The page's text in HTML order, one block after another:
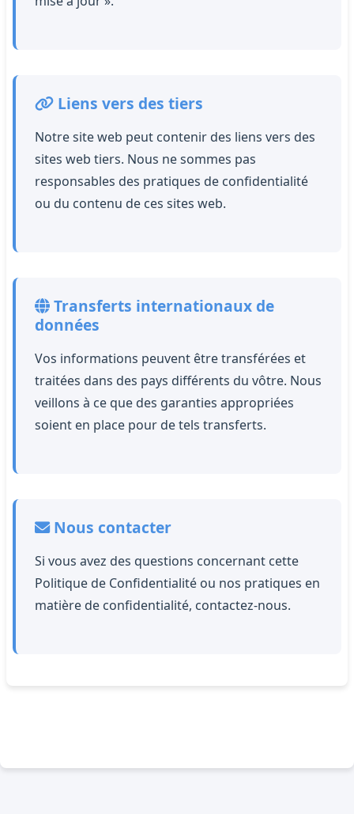
Liens vers des tiers
Notre site web peut contenir des liens vers des
sites web tiers. Nous ne sommes pas
responsables des pratiques de confidentialité
ou du contenu de ces sites web.
Transferts internationaux de
données
Vos informations peuvent être transférées et
traitées dans des pays différents du vôtre. Nous
veillons à ce que des garanties appropriées
soient en place pour de tels transferts.
Nous contacter
Si vous avez des questions concernant cette
Politique de Confidentialité ou nos pratiques en
matière de confidentialité, contactez-nous.